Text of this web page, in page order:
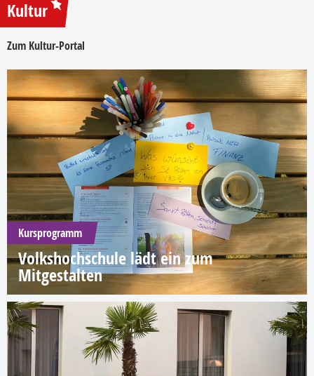
Kultur
Zum Kultur-Portal
Kursprogramm
Volkshochschule lädt ein zum
Mitgestalten